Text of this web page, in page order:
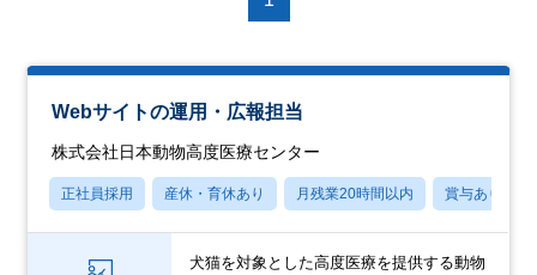
Webサイトの運用・広報担当
株式会社日本動物高度医療センター
正社員採用 産休・育休あり 月残業20時間以内 賞与あり
犬猫を対象とした高度医療を提供する動物